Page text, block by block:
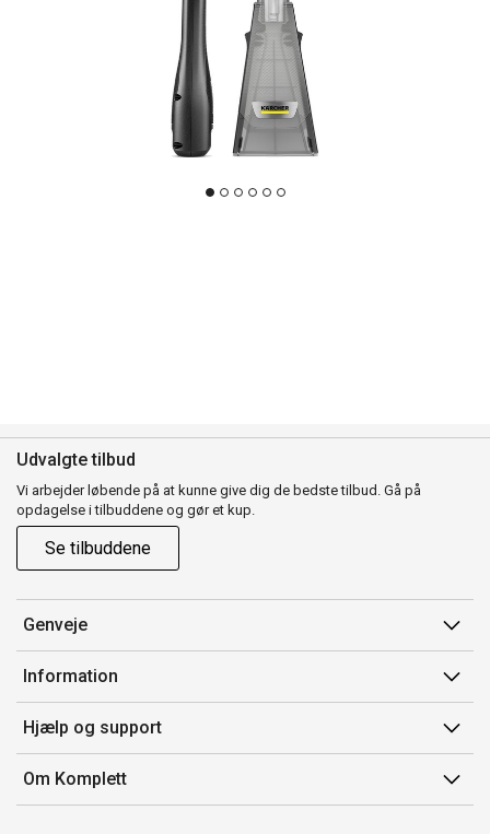
Udvalgte tilbud
Vi arbejder løbende på at kunne give dig de bedste tilbud. Gå på
opdagelse i tilbuddene og gør et kup.
Se tilbuddene
Genveje
Min side
Ordrehistorik
Gavekort
Information
Salgsbetingelser
Mærker/producent
Fortrydelsesret
Hjælp og support
Kontakt os
Kundeservice
Om Komplett